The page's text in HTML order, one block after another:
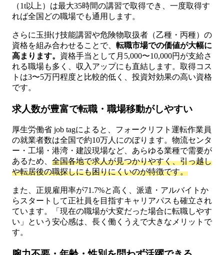
（1t以上）は最大35時間の講習で取得でき、一度取得す
れば全国どの職場でも通用します。
さらに玉掛け技能講習や危険物取扱者（乙種・丙種）の
資格を組み合わせることで、 転職市場での価値が大幅に
高まります。 資格手当として月5,000〜10,000円が支給さ
れる職場も多く、収入アップにも直結します。取得コス
トは3〜5万円程度と比較的低く、投資対効果の高い資格
です。
求人数が豊富で転職・職場移動がしやすい
厚生労働省 job tagによると、フォークリフト運転作業員
の就業者数は全国で約10万人にのぼります。物流センタ
ー・工場・港湾・建設現場など、あらゆる業種で需要が
あるため、 全国各地で求人が見つかりやすく、引っ越し
や転居後の職探しにも困りにくいのが特徴です。
また、正規雇用率が71.7%と高く、派遣・アルバイトか
らスタートして正社員を目指すキャリアパスも確立され
ています。「現在の職場が大変だった場合に転職しやす
い」という安心感は、長く働くうえで大きなメリットで
す。